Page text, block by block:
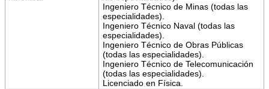
Ingeniero Técnico de Minas (todas las
especialidades).
Ingeniero Técnico Naval (todas las
especialidades).
Ingeniero Técnico de Obras Públicas
(todas las especialidades).
Ingeniero Técnico de Telecomunicación
(todas las especialidades).
Licenciado en Física.